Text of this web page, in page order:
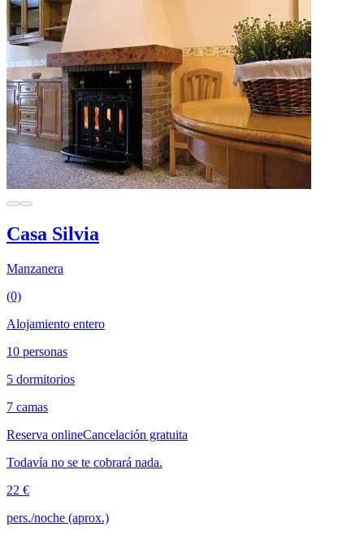
Casa Silvia
Manzanera
(0)
Alojamiento entero
10 personas
5 dormitorios
7 camas
Reserva onlineCancelación gratuita
Todavía no se te cobrará nada.
22 €
pers./noche (aprox.)